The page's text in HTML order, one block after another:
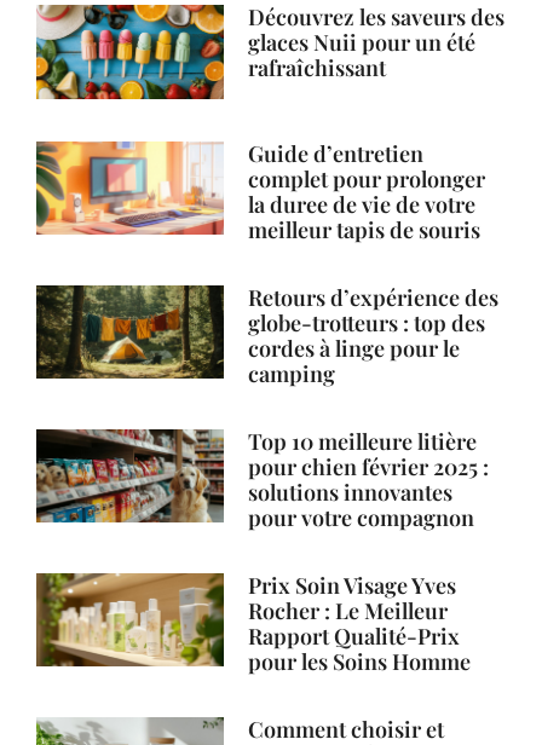
Découvrez les saveurs des
glaces Nuii pour un été
rafraîchissant
Guide d’entretien
complet pour prolonger
la duree de vie de votre
meilleur tapis de souris
Retours d’expérience des
globe-trotteurs : top des
cordes à linge pour le
camping
Top 10 meilleure litière
pour chien février 2025 :
solutions innovantes
pour votre compagnon
Prix Soin Visage Yves
Rocher : Le Meilleur
Rapport Qualité-Prix
pour les Soins Homme
Comment choisir et